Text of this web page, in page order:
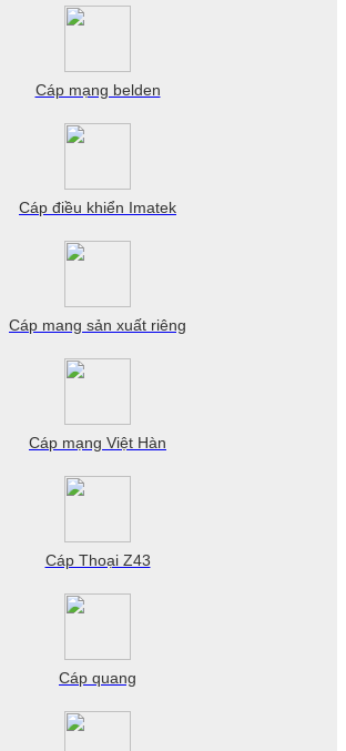
Cáp mạng belden
Cáp điều khiển Imatek
Cáp mang sản xuất riêng
Cáp mạng Việt Hàn
Cáp Thoại Z43
Cáp quang